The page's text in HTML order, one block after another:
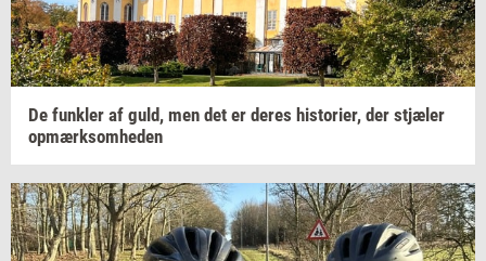
De funk­ler af guld, men det er deres hi­sto­ri­er, der stjæ­ler
op­mærk­som­he­den